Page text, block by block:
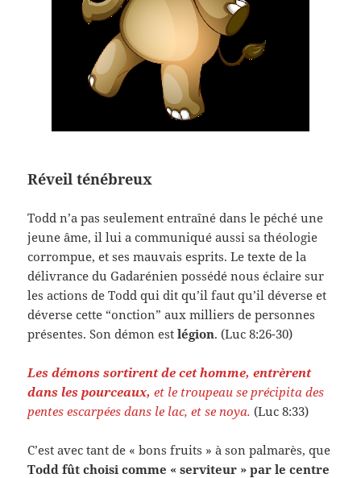
Réveil ténébreux
Todd n’a pas seulement entraîné dans le péché une
jeune âme, il lui a communiqué aussi sa théologie
corrompue, et ses mauvais esprits. Le texte de la
délivrance du Gadarénien possédé nous éclaire sur
les actions de Todd qui dit qu’il faut qu’il déverse et
déverse cette “onction” aux milliers de personnes
présentes. Son démon estlégion. (Luc 8:26-30)
Les démons sortirent de cet homme, entrèrent
dans les pourceaux, et le troupeau se précipita des
pentes escarpées dans le lac, et se noya.(Luc 8:33)
C’est avec tant de « bons fruits » à son palmarès, que
Todd fût choisi comme « serviteur » par le centre